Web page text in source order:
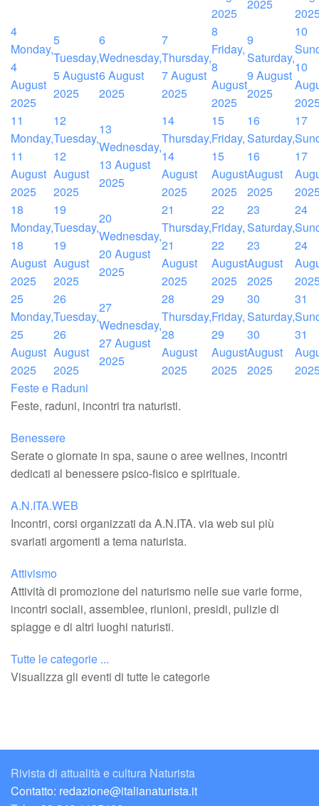
2025
2025
4
Monday,
4
August
2025
5
Tuesday,
5 August
2025
6
Wednesday,
6 August
2025
7
Thursday,
7 August
2025
8
Friday,
8
August
2025
9
Saturday,
9 August
2025
10
10
11
Monday,
11
August
2025
12
Tuesday,
12
August
2025
13
Wednesday,
13 August
2025
14
Thursday,
14
August
2025
15
Friday,
15
August
2025
16
Saturday,
16
August
2025
17
17
18
Monday,
18
August
2025
19
Tuesday,
19
August
2025
20
Wednesday,
20 August
2025
21
Thursday,
21
August
2025
22
Friday,
22
August
2025
23
Saturday,
23
August
2025
24
24
25
Monday,
25
August
2025
26
Tuesday,
26
August
2025
27
Wednesday,
27 August
2025
28
Thursday,
28
August
2025
29
Friday,
29
August
2025
30
Saturday,
30
August
2025
31
31
Feste e Raduni
Feste, raduni, incontri tra naturisti.
Benessere
Serate o giornate in spa, saune o aree wellnes, incontri
dedicati al benessere psico-fisico e spirituale.
A.N.ITA.WEB
Incontri, corsi organizzati da A.N.ITA. via web sui più
svariati argomenti a tema naturista.
Attivismo
Attività di promozione del naturismo nelle sue varie forme,
incontri sociali, assemblee, riunioni, presidi, pulizie di
spiagge e di altri luoghi naturisti.
Tutte le categorie ...
Visualizza gli eventi di tutte le categorie
Rivista di attualità e cultura Naturista
Contatto: redazione@italianaturista.it